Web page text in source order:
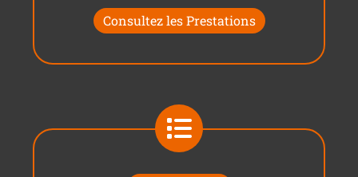
Consultez les Prestations